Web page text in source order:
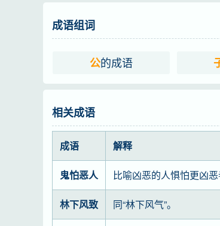
成语组词
公的成语
相关成语
成语 解释
鬼怕恶人 比喻凶恶的人惧怕更凶恶
林下风致 同“林下风气”。